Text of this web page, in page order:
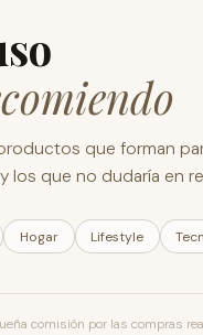
que forman
que no dudaría en
Hogar Lifestyle
comisión por las compras